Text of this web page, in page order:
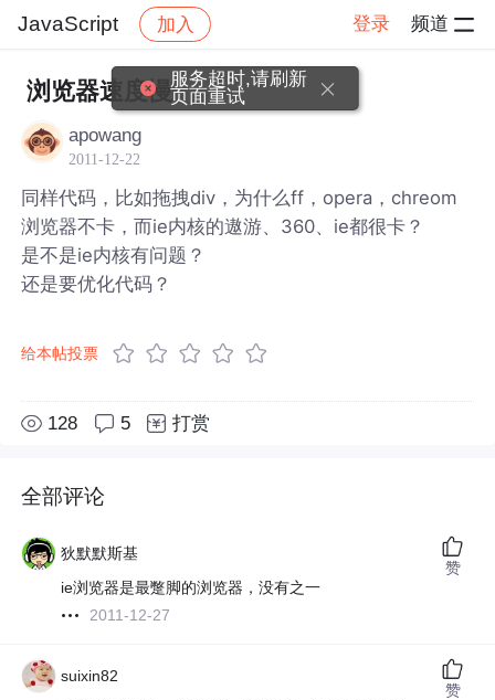
JavaScript 加入 登录 频道
社区 JavaScript 帖子详情
浏览器速度慢
apowang
2011-12-22
同样代码，比如拖拽div，为什么ff，opera，chreom
浏览器不卡，而ie内核的遨游、360、ie都很卡？
是不是ie内核有问题？
还是要优化代码？
给本帖投票
128 5 打赏
全部评论
狄默默斯基
ie浏览器是最蹩脚的浏览器，没有之一
2011-12-27
赞
suixin82
赞
服务超时,请刷新
页面重试